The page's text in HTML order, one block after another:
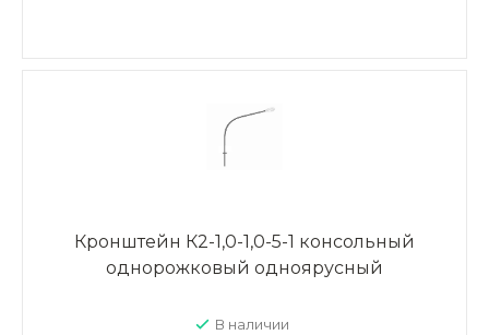
Кронштейн К2-1,0-1,0-5-1 консольный
однорожковый одноярусный
В наличии